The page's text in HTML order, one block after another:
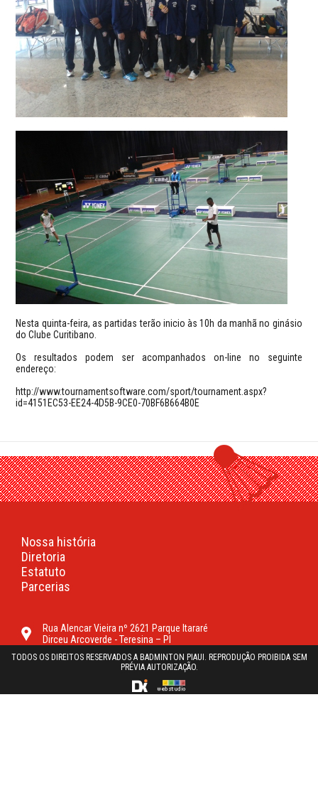
Nesta quinta-feira, as partidas terão inicio às 10h da manhã no ginásio
do Clube Curitibano.
Os resultados podem ser acompanhados on-line no seguinte
endereço:
http://www.tournamentsoftware.com/sport/tournament.aspx?
id=4151EC53-EE24-4D5B-9CE0-70BF6B664B0E
Nossa história
Diretoria
Estatuto
Parcerias
Rua Alencar Vieira nº 2621 Parque Itararé
Dirceu Arcoverde - Teresina – PI
TODOS OS DIREITOS RESERVADOS A BADMINTON PIAUI. REPRODUÇÃO PROIBIDA SEM
PRÉVIA AUTORIZAÇÃO.